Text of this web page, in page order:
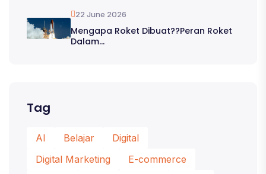
22 June 2026
Mengapa Roket Dibuat??Peran Roket
Dalam...
Tag
AI Belajar
Digital
Digital Marketing
E-commerce